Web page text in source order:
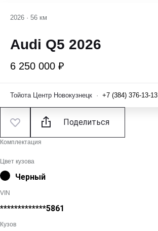
2026 · 56 км
Audi Q5 2026
6 250 000 ₽
Тойота Центр Новокузнецк · +7 (384) 376-13-13
Поделиться
Комплектация
Цвет кузова
Черный
VIN
*************5861
Кузов